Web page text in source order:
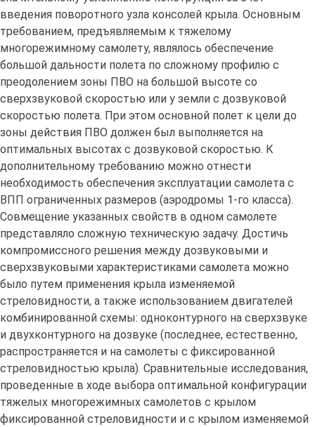
введения поворотного узла консолей крыла. Основным
требованием, предъявляемым к тяжелому
многорежимному самолету, являлось обеспечение
большой дальности полета по сложному профилю с
преодолением зоны ПВО на большой высоте со
сверхзвуковой скоростью или у земли с дозвуковой
скоростью полета. При этом основной полет к цели до
зоны действия ПВО должен был выполняется на
оптимальных высотах с дозвуковой скоростью. К
дополнительному требованию можно отнести
необходимость обеспечения эксплуатации самолета с
ВПП ограниченных размеров (аэродромы 1-го класса).
Совмещение указанных свойств в одном самолете
представляло сложную техническую задачу. Достичь
компромиссного решения между дозвуковыми и
сверхзвуковыми характеристиками самолета можно
было путем применения крыла изменяемой
стреловидности, а также использованием двигателей
комбинированной схемы: одноконтурного на сверхзвуке
и двухконтурного на дозвуке (последнее, естественно,
распространяется и на самолеты с фиксированной
стреловидностью крыла). Сравнительные исследования,
проведенные в ходе выбора оптимальной конфигурации
тяжелых многорежимных самолетов с крылом
фиксированной стреловидности и с крылом изменяемой